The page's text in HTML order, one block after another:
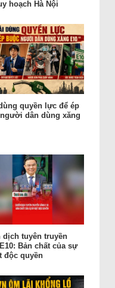
hoạch Hà Nội
quyền lực để ép
dân dùng xăng
dịch tuyên truyền
Bản chất của sự
độc quyền